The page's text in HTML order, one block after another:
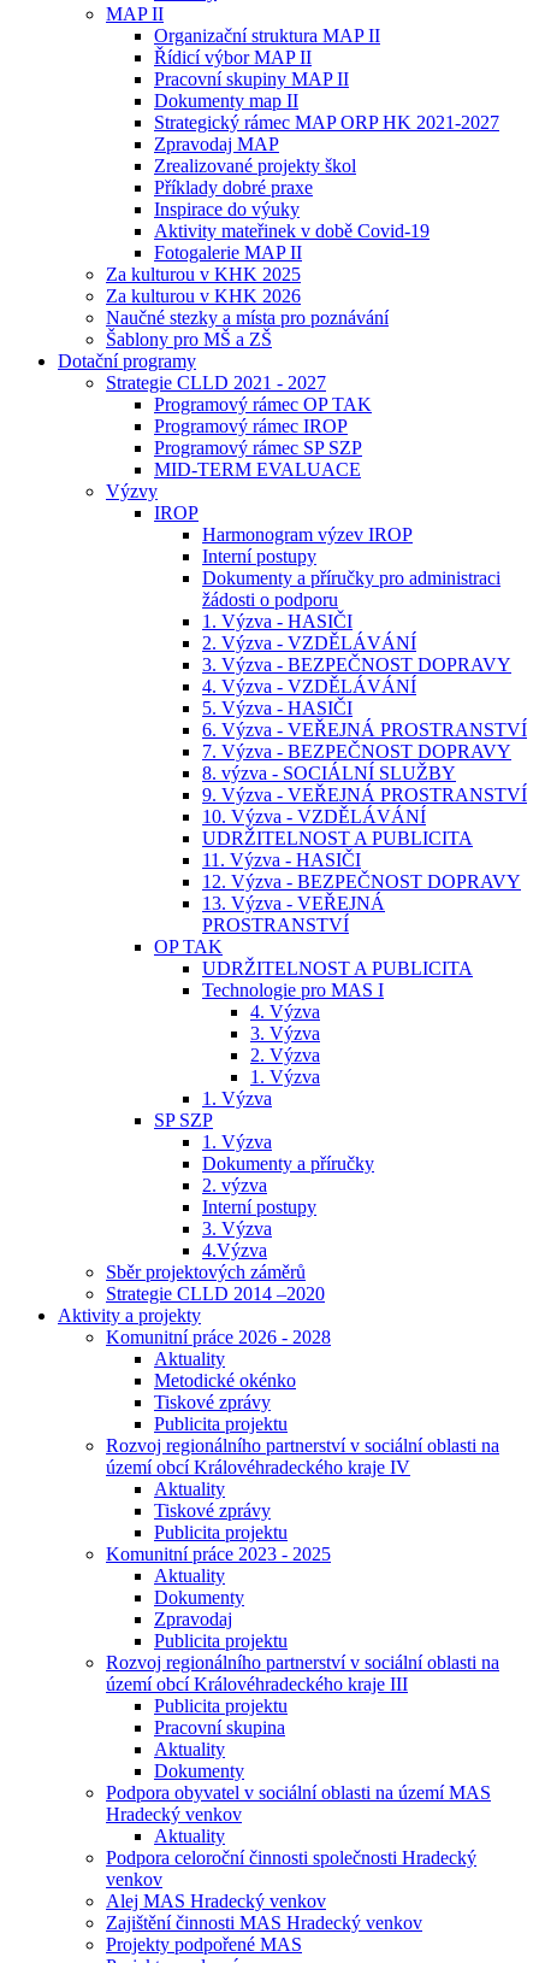
MAP II
Organizační struktura MAP II
Řídicí výbor MAP II
Pracovní skupiny MAP II
Dokumenty map II
Strategický rámec MAP ORP HK 2021-2027
Zpravodaj MAP
Zrealizované projekty škol
Příklady dobré praxe
Inspirace do výuky
Aktivity mateřinek v době Covid-19
Fotogalerie MAP II
Za kulturou v KHK 2025
Za kulturou v KHK 2026
Naučné stezky a místa pro poznávání
Šablony pro MŠ a ZŠ
Dotační programy
Strategie CLLD 2021 - 2027
Programový rámec OP TAK
Programový rámec IROP
Programový rámec SP SZP
MID-TERM EVALUACE
Výzvy
IROP
Harmonogram výzev IROP
Interní postupy
Dokumenty a příručky pro administraci
žádosti o podporu
1. Výzva - HASIČI
2. Výzva - VZDĚLÁVÁNÍ
3. Výzva - BEZPEČNOST DOPRAVY
4. Výzva - VZDĚLÁVÁNÍ
5. Výzva - HASIČI
6. Výzva - VEŘEJNÁ PROSTRANSTVÍ
7. Výzva - BEZPEČNOST DOPRAVY
8. výzva - SOCIÁLNÍ SLUŽBY
9. Výzva - VEŘEJNÁ PROSTRANSTVÍ
10. Výzva - VZDĚLÁVÁNÍ
UDRŽITELNOST A PUBLICITA
11. Výzva - HASIČI
12. Výzva - BEZPEČNOST DOPRAVY
13. Výzva - VEŘEJNÁ
PROSTRANSTVÍ
OP TAK
UDRŽITELNOST A PUBLICITA
Technologie pro MAS I
4. Výzva
3. Výzva
2. Výzva
1. Výzva
1. Výzva
SP SZP
1. Výzva
Dokumenty a příručky
2. výzva
Interní postupy
3. Výzva
4.Výzva
Sběr projektových záměrů
Strategie CLLD 2014 –2020
Aktivity a projekty
Komunitní práce 2026 - 2028
Aktuality
Metodické okénko
Tiskové zprávy
Publicita projektu
Rozvoj regionálního partnerství v sociální oblasti na
území obcí Královéhradeckého kraje IV
Aktuality
Tiskové zprávy
Publicita projektu
Komunitní práce 2023 - 2025
Aktuality
Dokumenty
Zpravodaj
Publicita projektu
Rozvoj regionálního partnerství v sociální oblasti na
území obcí Královéhradeckého kraje III
Publicita projektu
Pracovní skupina
Aktuality
Dokumenty
Podpora obyvatel v sociální oblasti na území MAS
Hradecký venkov
Aktuality
Podpora celoroční činnosti společnosti Hradecký
venkov
Alej MAS Hradecký venkov
Zajištění činnosti MAS Hradecký venkov
Projekty podpořené MAS